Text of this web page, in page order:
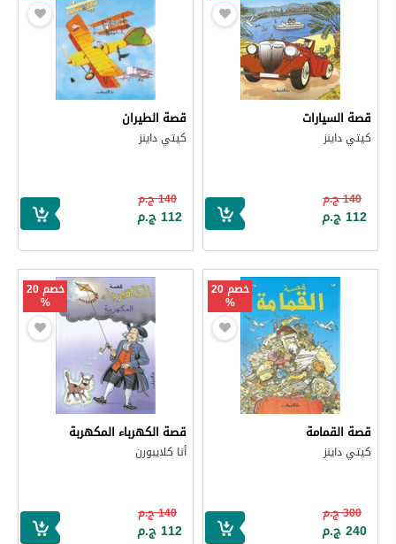
قصة السيارات
كيتي داينز
140 ج.م
112 ج.م
قصة الطيران
كيتي داينز
140 ج.م
112 ج.م
خصم 20
%
قصة القمامة
كيتي داينز
300 ج.م
240 ج.م
خصم 20
%
قصة الكهرباء المكهربة
أنا كلايبورن
140 ج.م
112 ج.م